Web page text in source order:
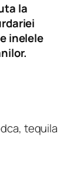
la
inelele
tequila